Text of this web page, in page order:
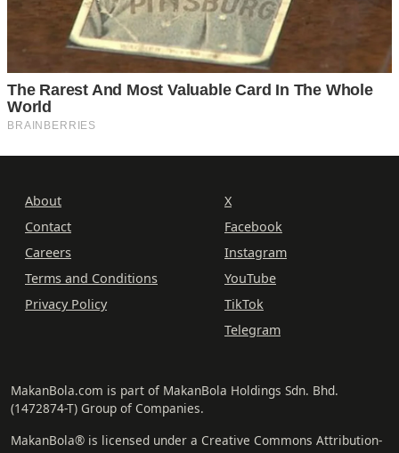
About
Contact
Careers
Terms and Conditions
Privacy Policy
X
Facebook
Instagram
YouTube
TikTok
Telegram
MakanBola.com is part of MakanBola Holdings Sdn. Bhd.
(1472874-T) Group of Companies.
MakanBola® is licensed under a Creative Commons Attribution-